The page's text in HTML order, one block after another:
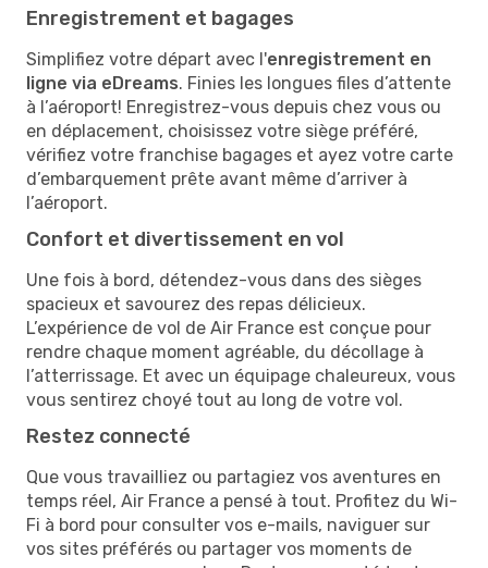
Enregistrement et bagages
Simplifiez votre départ avec l'enregistrement en
ligne via eDreams. Finies les longues files d’attente
à l’aéroport! Enregistrez-vous depuis chez vous ou
en déplacement, choisissez votre siège préféré,
vérifiez votre franchise bagages et ayez votre carte
d’embarquement prête avant même d’arriver à
l’aéroport.
Confort et divertissement en vol
Une fois à bord, détendez-vous dans des sièges
spacieux et savourez des repas délicieux.
L’expérience de vol de Air France est conçue pour
rendre chaque moment agréable, du décollage à
l’atterrissage. Et avec un équipage chaleureux, vous
vous sentirez choyé tout au long de votre vol.
Restez connecté
Que vous travailliez ou partagiez vos aventures en
temps réel, Air France a pensé à tout. Profitez du Wi-
Fi à bord pour consulter vos e-mails, naviguer sur
vos sites préférés ou partager vos moments de